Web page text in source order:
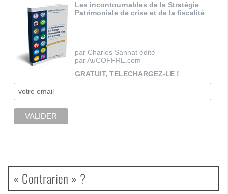
Les incontournables de la Stratégie
Patrimoniale de crise et de la fiscalité
par Charles Sannat édité
par AuCOFFRE.com
GRATUIT, TELECHARGEZ-LE !
« Contrarien » ?